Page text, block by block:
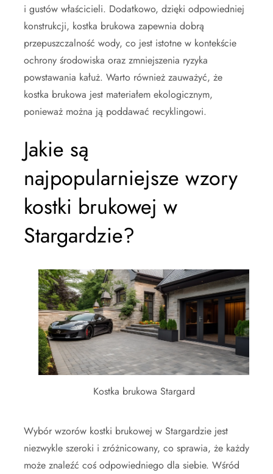
i gustów właścicieli. Dodatkowo, dzięki odpowiedniej
konstrukcji, kostka brukowa zapewnia dobrą
przepuszczalność wody, co jest istotne w kontekście
ochrony środowiska oraz zmniejszenia ryzyka
powstawania kałuż. Warto również zauważyć, że
kostka brukowa jest materiałem ekologicznym,
ponieważ można ją poddawać recyklingowi.
Jakie są
najpopularniejsze wzory
kostki brukowej w
Stargardzie?
Kostka brukowa Stargard
Wybór wzorów kostki brukowej w Stargardzie jest
niezwykle szeroki i zróżnicowany, co sprawia, że każdy
może znaleźć coś odpowiedniego dla siebie. Wśród